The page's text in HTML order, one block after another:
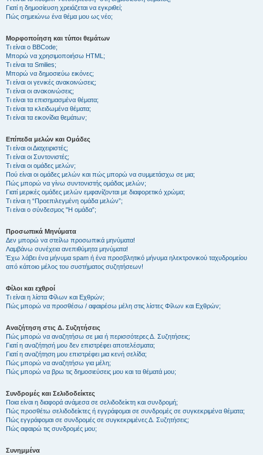
Γιατί η δημοσίευση χρειάζεται να εγκριθεί;
Πώς σημειώνω ένα θέμα μου ως νέο;
Μορφοποίηση και τύποι θεμάτων
Τι είναι ο BBCode;
Μπορώ να χρησιμοποιήσω HTML;
Τι είναι τα Smilies;
Μπορώ να δημοσιεύω εικόνες;
Τι είναι οι γενικές ανακοινώσεις;
Τι είναι οι ανακοινώσεις;
Τι είναι τα επισημασμένα θέματα;
Τι είναι τα κλειδωμένα θέματα;
Τι είναι τα εικονίδια θεμάτων;
Επίπεδα μελών και Ομάδες
Τι είναι οι Διαχειριστές;
Τι είναι οι Συντονιστές;
Τι είναι οι ομάδες μελών;
Πού είναι οι ομάδες μελών και πώς μπορώ να συμμετάσχω σε μια;
Πώς μπορώ να γίνω συντονιστής ομάδας μελών;
Γιατί μερικές ομάδες μελών εμφανίζονται με διαφορετικό χρώμα;
Τι είναι η “Προεπιλεγμένη ομάδα μελών”;
Τι είναι ο σύνδεσμος "Η ομάδα”;
Προσωπικά Μηνύματα
Δεν μπορώ να στείλω προσωπικά μηνύματα!
Λαμβάνω συνέχεια ανεπιθύμητα μηνύματα!
Έχω λάβει ένα μήνυμα spam ή ένα προσβλητικό μήνυμα ηλεκτρονικού ταχυδρομείου
από κάποιο μέλος του συστήματος συζητήσεων!
Φίλοι και εχθροί
Τι είναι η λίστα Φίλων και Εχθρών;
Πώς μπορώ να προσθέσω / αφαιρέσω μέλη στις λίστες Φίλων και Εχθρών;
Αναζήτηση στις Δ. Συζητήσεις
Πώς μπορώ να αναζητήσω σε μια ή περισσότερες Δ. Συζητήσεις;
Γιατί η αναζήτησή μου δεν επιστρέφει αποτελέσματα;
Γιατί η αναζήτηση μου επιστρέφει μια κενή σελίδα;
Πώς μπορώ να αναζητήσω για μέλη;
Πώς μπορώ να βρω τις δημοσιεύσεις μου και τα θέματά μου;
Συνδρομές και Σελιδοδείκτες
Ποια είναι η διαφορά ανάμεσα σε σελιδοδείκτη και συνδρομή;
Πώς προσθέτω σελιδοδείκτες ή εγγράφομαι σε συνδρομές σε συγκεκριμένα θέματα;
Πώς εγγράφομαι σε συνδρομές σε συγκεκριμένες Δ. Συζητήσεις;
Πώς αφαιρώ τις συνδρομές μου;
Συνημμένα